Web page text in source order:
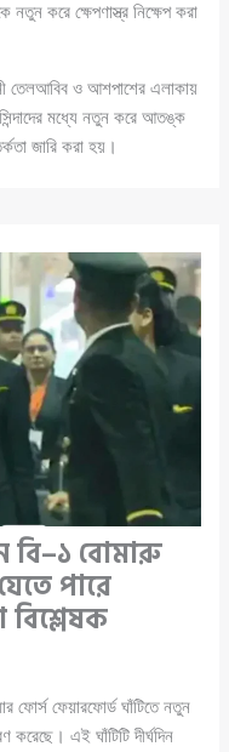
নতুন করে ক্ষেপণাস্ত্র নিক্ষেপ করা
তেলআবিব ও আশপাশের এলাকায়
মধ্যে নতুন করে আতঙ্ক
জারি করা হয়।
বি–১ বোমারু
পারে
বিশ্লেষক
ফোর্স ফেয়ারফোর্ড ঘাঁটিতে নতুন
করেছে। এই ঘাঁটিটি দীর্ঘদিন